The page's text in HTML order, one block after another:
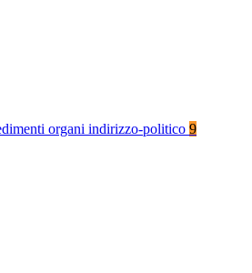
organi indirizzo-politico 9